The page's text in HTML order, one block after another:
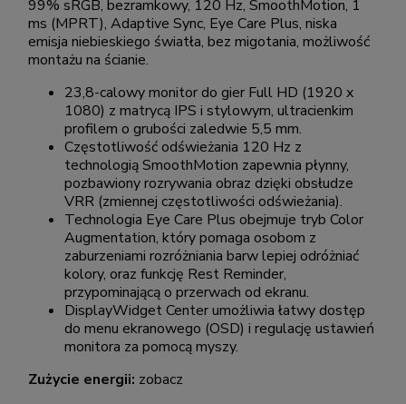
99% sRGB, bezramkowy, 120 Hz, SmoothMotion, 1
ms (MPRT), Adaptive Sync, Eye Care Plus, niska
emisja niebieskiego światła, bez migotania, możliwość
montażu na ścianie.
23,8-calowy monitor do gier Full HD (1920 x
1080) z matrycą IPS i stylowym, ultracienkim
profilem o grubości zaledwie 5,5 mm.
Częstotliwość odświeżania 120 Hz z
technologią SmoothMotion zapewnia płynny,
pozbawiony rozrywania obraz dzięki obsłudze
VRR (zmiennej częstotliwości odświeżania).
Technologia Eye Care Plus obejmuje tryb Color
Augmentation, który pomaga osobom z
zaburzeniami rozróżniania barw lepiej odróżniać
kolory, oraz funkcję Rest Reminder,
przypominającą o przerwach od ekranu.
DisplayWidget Center umożliwia łatwy dostęp
do menu ekranowego (OSD) i regulację ustawień
monitora za pomocą myszy.
Zużycie energii: zobacz